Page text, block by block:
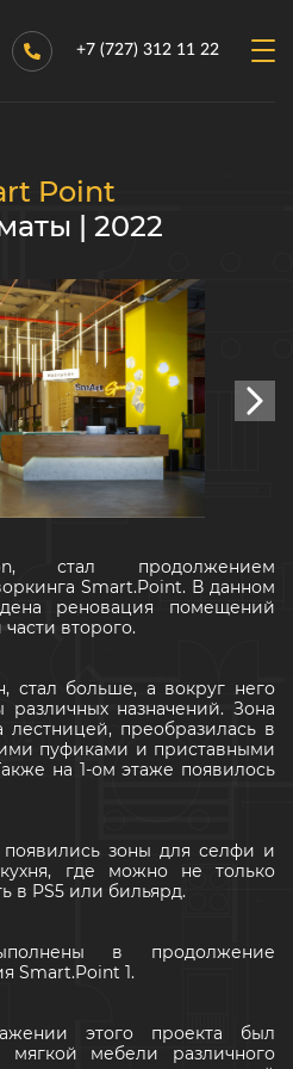
+7 (727) 312 11 22
Point
| 2022
стал продолжением
Smart.Point. В данном
реновация помещений
второго.
стал больше, а вокруг него
различных назначений. Зона
преобразилась в
пуфиками и приставными
на 1-ом этаже появилось
зоны для селфи и
где можно не только
в PS5 или бильярд.
в продолжение
Smart.Point 1.
этого проекта был
мягкой мебели различного